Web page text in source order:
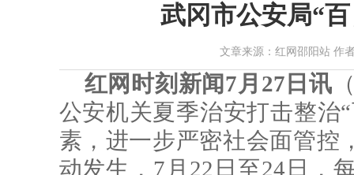
武冈市公安局“
文章来源：红网邵阳站 作
红网时刻新闻7月27日讯
公安机关夏季治安打击整治
素，进一步严密社会面管控
动发生，7月22日至24日，